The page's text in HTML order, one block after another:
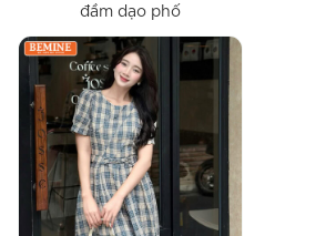
đầm dạo phố